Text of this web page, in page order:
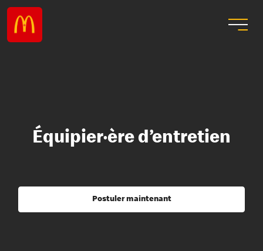
Équipier·ère d’entretien
Postuler maintenant